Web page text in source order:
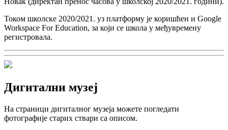
Током школске 2020/2021. уз платформу је коришћен и Google
Workspace For Education, за који се школа у међувремену
регистровала.
Дигитални музеј
На страници дигиталног музеја можете погледати
фотографије старих ствари са описом.